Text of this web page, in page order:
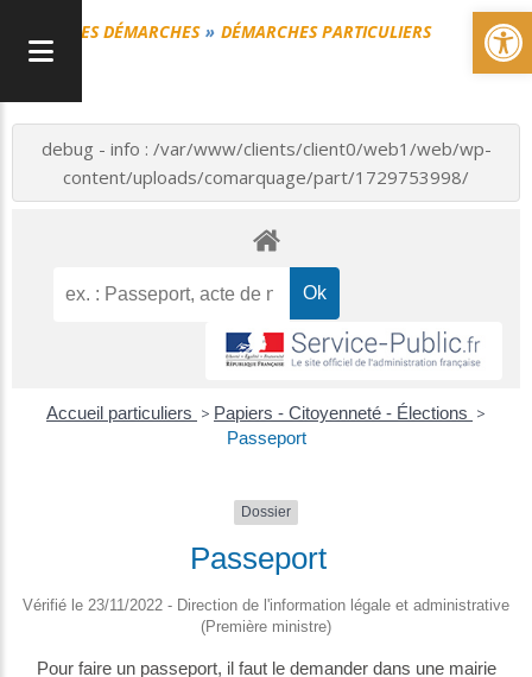
MES DÉMARCHES DÉMARCHES PARTICULIERS
debug - info : /var/www/clients/client0/web1/web/wp-
content/uploads/comarquage/part/1729753998/
Accueil particuliers > Papiers - Citoyenneté - Élections >
Passeport
Dossier
Passeport
Vérifié le 23/11/2022 - Direction de l'information légale et administrative
(Première ministre)
Pour faire un passeport, il faut le demander dans une mairie